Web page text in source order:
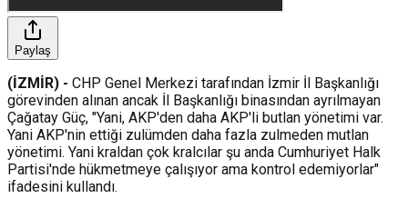
Paylaş
(İZMİR) - CHP Genel Merkezi tarafından İzmir İl Başkanlığı
görevinden alınan ancak İl Başkanlığı binasından ayrılmayan
Çağatay Güç, "Yani, AKP'den daha AKP'li butlan yönetimi var.
Yani AKP'nin ettiği zulümden daha fazla zulmeden mutlan
yönetimi. Yani kraldan çok kralcılar şu anda Cumhuriyet Halk
Partisi'nde hükmetmeye çalışıyor ama kontrol edemiyorlar"
ifadesini kullandı.